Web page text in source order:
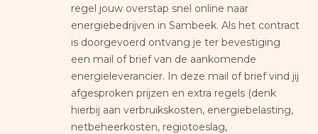
regel jouw overstap snel online naar
energiebedrijven in Sambeek. Als het contract
is doorgevoerd ontvang je ter bevestiging
een mail of brief van de aankomende
energieleverancier. In deze mail of brief vind jij
afgesproken prijzen en extra regels (denk
hierbij aan verbruikskosten, energiebelasting,
netbeheerkosten, regiotoeslag,